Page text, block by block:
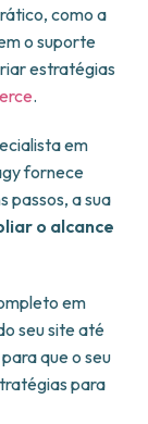
como a
o suporte
estratégias
.
em
fornece
passos, a sua
o alcance
em
seu site até
para que o seu
para